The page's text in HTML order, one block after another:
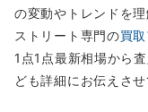
の変動やトレンドを
ストリート専門の買
1点1点最新相場から
ども詳細にお伝えさせ